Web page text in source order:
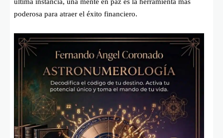
poderosa para atraer el éxito financiero.